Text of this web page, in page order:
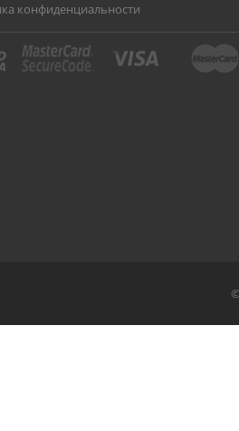
конфиденциальности
©